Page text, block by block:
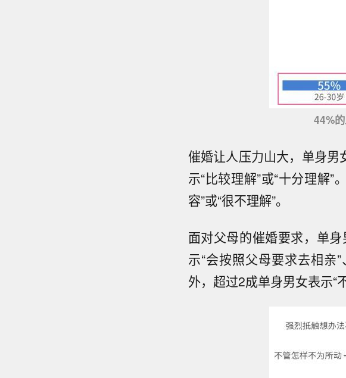
44%
催婚让人压力山大，单身
示“比较理解”或“十分理解”
容”或“很不理解”。
面对父母的催婚要求，单
示“会按照父母要求去相亲
外，超过2成单身男女表示“